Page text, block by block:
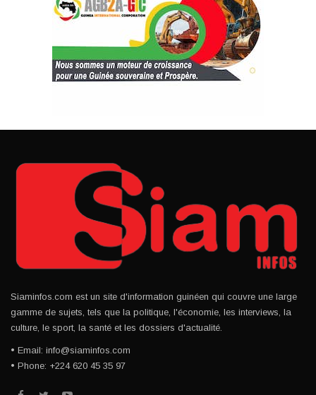
Siaminfos.com est un site d'information guinéen qui couvre une large
gamme de sujets, tels que la politique, l'économie, les interviews, la
culture, le sport, la santé et les dossiers d'actualité.
• Email: info@siaminfos.com
• Phone: +224 620 45 35 97